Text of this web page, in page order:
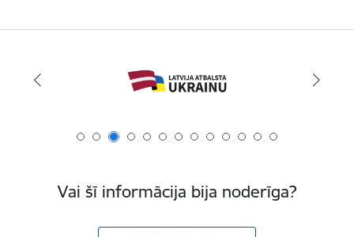
Vai šī informācija bija noderīga?